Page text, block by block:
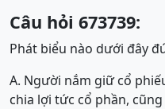
Câu hỏi 673739:
Phát biểu nào dưới đây
A. Người nắm giữ cổ
chia lợi tức cổ phần,